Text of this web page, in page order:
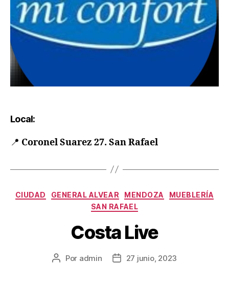
Local:
📍 Coronel Suarez 27. San Rafael
CIUDAD GENERAL ALVEAR MENDOZA
MUEBLERÍA
SAN RAFAEL
Costa Live
Por admin 27 junio, 2023